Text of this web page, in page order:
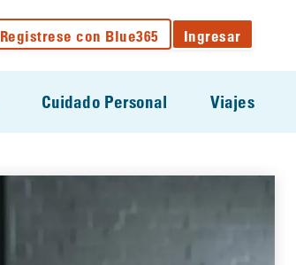
Registrese con Blue365 Ingresar
Cuidado Personal Viajes